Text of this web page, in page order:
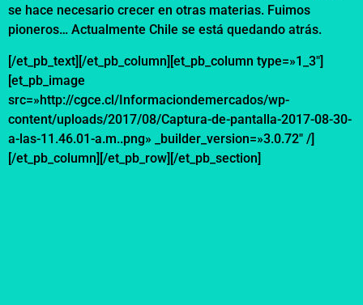
se hace necesario crecer en otras materias. Fuimos
pioneros… Actualmente Chile se está quedando atrás.
[/et_pb_text][/et_pb_column][et_pb_column type=»1_3″]
[et_pb_image
src=»http://cgce.cl/Informaciondemercados/wp-
content/uploads/2017/08/Captura-de-pantalla-2017-08-30-
a-las-11.46.01-a.m..png» _builder_version=»3.0.72″ /]
[/et_pb_column][/et_pb_row][/et_pb_section]